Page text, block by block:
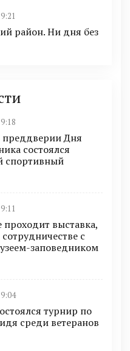
район. Ни дня без
преддверии Дня
состоялся
спортивный
проходит выставка,
с
заповедником
турнир по
среди ветеранов